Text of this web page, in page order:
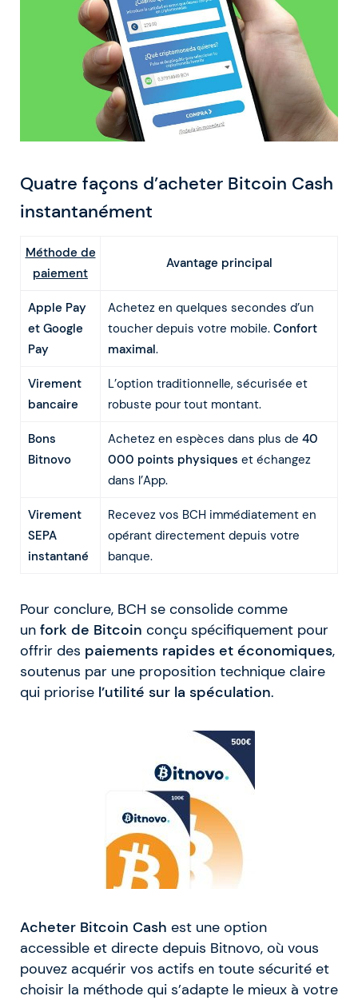
Quatre façons d’acheter Bitcoin Cash
instantanément
Méthode de
paiement
Avantage principal
Apple Pay
et Google
Pay
Achetez en quelques secondes d’un
toucher depuis votre mobile. Confort
maximal.
Virement
bancaire
L’option traditionnelle, sécurisée et
robuste pour tout montant.
Bons
Bitnovo
Achetez en espèces dans plus de 40
000 points physiques et échangez
dans l’App.
Virement
SEPA
instantané
Recevez vos BCH immédiatement en
opérant directement depuis votre
banque.
Pour conclure, BCH se consolide comme
un fork de Bitcoin conçu spécifiquement pour
offrir des paiements rapides et économiques,
soutenus par une proposition technique claire
qui priorise l’utilité sur la spéculation.
Acheter Bitcoin Cash est une option
accessible et directe depuis Bitnovo, où vous
pouvez acquérir vos actifs en toute sécurité et
choisir la méthode qui s’adapte le mieux à votre